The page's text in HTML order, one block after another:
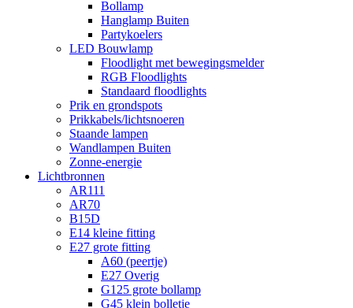
Bollamp
Hanglamp Buiten
Partykoelers
LED Bouwlamp
Floodlight met bewegingsmelder
RGB Floodlights
Standaard floodlights
Prik en grondspots
Prikkabels/lichtsnoeren
Staande lampen
Wandlampen Buiten
Zonne-energie
Lichtbronnen
AR111
AR70
B15D
E14 kleine fitting
E27 grote fitting
A60 (peertje)
E27 Overig
G125 grote bollamp
G45 klein bolletje